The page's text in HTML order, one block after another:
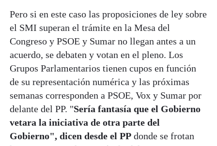
Pero si en este caso las proposiciones de ley sobre
el SMI superan el trámite en la Mesa del
Congreso y PSOE y Sumar no llegan antes a un
acuerdo, se debaten y votan en el pleno. Los
Grupos Parlamentarios tienen cupos en función
de su representación numérica y las próximas
semanas corresponden a PSOE, Vox y Sumar por
delante del PP. "Sería fantasía que el Gobierno
vetara la iniciativa de otra parte del
Gobierno", dicen desde el PP donde se frotan